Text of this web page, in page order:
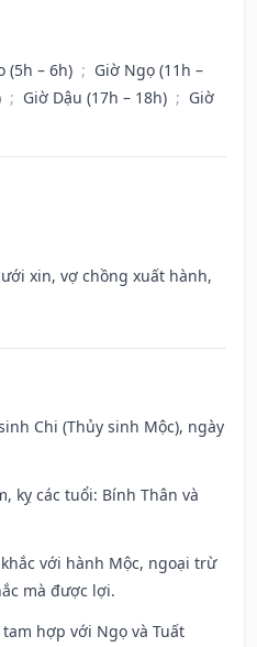
(5h – 6h) ; Giờ Ngọ (11h –
; Giờ Dậu (17h – 18h) ; Giờ
xin, vợ chồng xuất hành,
Chi (Thủy sinh Mộc), ngày
kỵ các tuổi: Bính Thân và
với hành Mộc, ngoại trừ
mà được lợi.
hợp với Ngọ và Tuất